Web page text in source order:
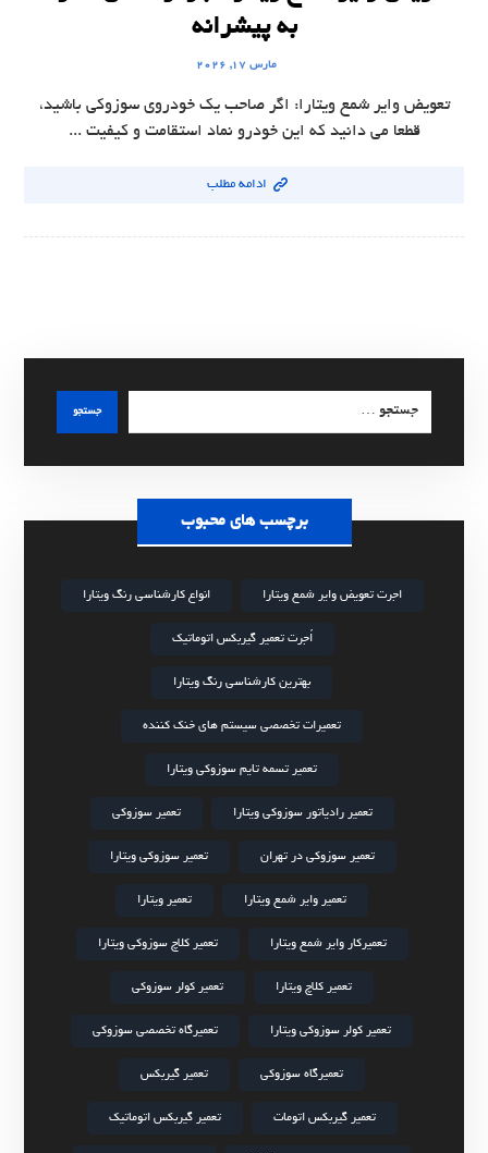
به پیشرانه
مارس ۱۷, ۲۰۲۶
تعویض وایر شمع ویتارا: اگر صاحب یک خودروی سوزوکی باشید،
قطعا می دانید که این خودرو نماد استقامت و کیفیت ...
ادامه مطلب
جستجو
برچسب های محبوب
اجرت تعویض وایر شمع ویتارا انواع کارشناسی رنگ ویتارا
اُجرت تعمیر گیربکس اتوماتیک
بهترین کارشناسی رنگ ویتارا
تعمیرات تخصصی سیستم های خنک کننده
تعمیر تسمه تایم سوزوکی ویتارا
تعمیر رادیاتور سوزوکی ویتارا تعمیر سوزوکی
تعمیر سوزوکی در تهران تعمیر سوزوکی ویتارا
تعمیر وایر شمع ویتارا تعمیر ویتارا
تعمیرکار وایر شمع ویتارا تعمیر کلاچ سوزوکی ویتارا
تعمیر کلاچ ویتارا تعمیر کولر سوزوکی
تعمیر کولر سوزوکی ویتارا تعمیرگاه تخصصی سوزوکی
تعمیرگاه سوزوکی تعمیر گیربکس
تعمیر گیربکس اتومات تعمیر گیربکس اتوماتیک